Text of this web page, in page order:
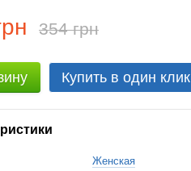
354 грн
Купить в один клик
Женская